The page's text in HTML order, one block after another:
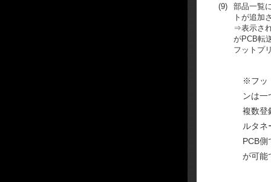
(9)
部品一覧
トが追加
⇒表示さ
がPCB転
フットプ
※フッ
ンは一
複数登
ルタネ
PCB側
が可能